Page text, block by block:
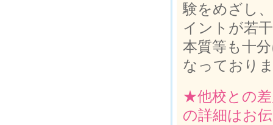
験をめざし
イントが若
本質等も十
なっており
★他校との差
の詳細はお